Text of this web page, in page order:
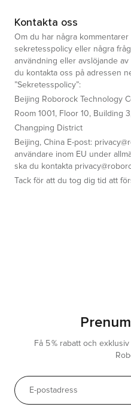
Kontakta oss
Om du har några
sekretesspolicy eller några
användning eller avslöjande
du kontakta oss på adressen
”Sekretesspolicy”:
Beijing Roborock Technology
Room 1001, Floor 10, Building
Changping District
Beijing, China E-post:
användare inom EU under
ska du kontakta
Tack för att du tog dig tid att
Få 5 % rabatt och